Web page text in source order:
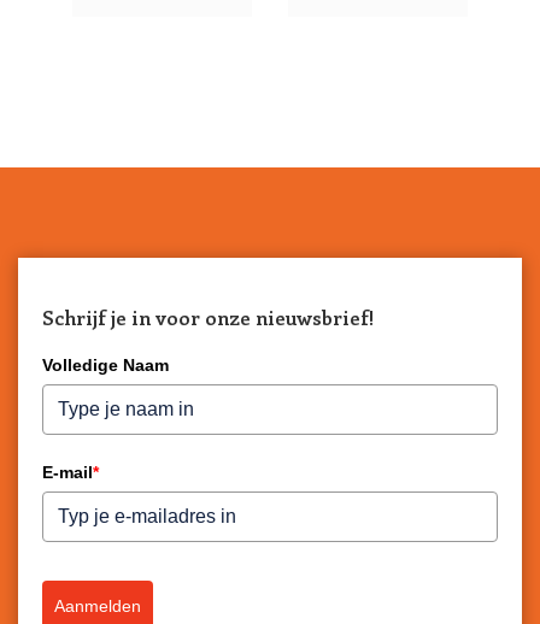
Schrijf je in voor onze nieuwsbrief!
Volledige Naam
E-mail*
Aanmelden